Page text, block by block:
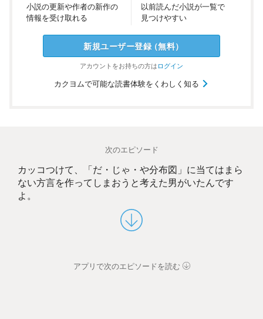
小説の更新や作者の新作の
情報を受け取れる
以前読んだ小説が一覧で
見つけやすい
新規ユーザー登録（無料）
アカウントをお持ちの方はログイン
カクヨムで可能な読書体験をくわしく知る
次のエピソード
カッコつけて、「だ・じゃ・や分布図」に当てはまら
ない方言を作ってしまおうと考えた男がいたんです
よ。
アプリで次のエピソードを読む